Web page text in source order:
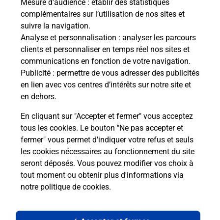
Mesure d’audience : établir des statistiques
complémentaires sur l’utilisation de nos sites et
suivre la navigation.
Analyse et personnalisation : analyser les parcours
clients et personnaliser en temps réel nos sites et
communications en fonction de votre navigation.
Publicité : permettre de vous adresser des publicités
en lien avec vos centres d’intérêts sur notre site et
en dehors.
En cliquant sur "Accepter et fermer" vous acceptez
tous les cookies. Le bouton "Ne pas accepter et
fermer" vous permet d'indiquer votre refus et seuls
les cookies nécessaires au fonctionnement du site
seront déposés. Vous pouvez modifier vos choix à
tout moment ou obtenir plus d'informations via
notre politique de cookies.
Boîte aux lettres La Poste
Prochaine collecte du courriersamedi à 08h00
Route Des Drouilhedes
30160 Peyremale
Le lien s'ouvre dans un nouvel onglet
Localiser Liste Boîtes aux lettres Gard Peyremale